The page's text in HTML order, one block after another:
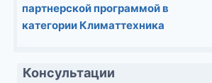
партнерской программой в
категории Климаттехника
Консультации